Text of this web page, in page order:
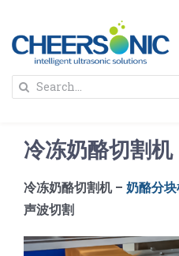
content
解决方案
蛋糕切割机
超声波设备
Search
冷冻奶酪切割机
冷冻奶酪切割机 – 奶酪分
声波切割